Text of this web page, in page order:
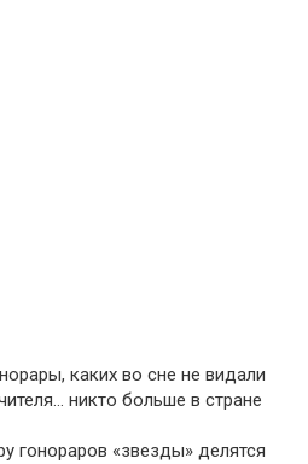
каких во сне не видали
никто больше в стране
гонораров «звезды» делятся